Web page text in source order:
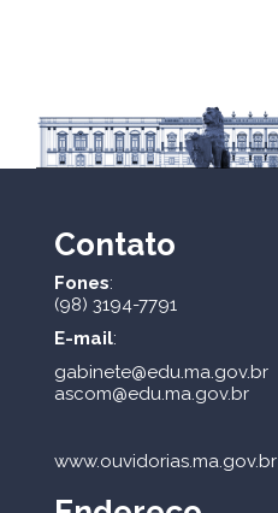
Contato
Fones:
(98) 3194-7791
E-mail:
gabinete@edu.ma.gov.br
ascom@edu.ma.gov.br
www.ouvidorias.ma.gov.br